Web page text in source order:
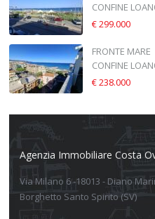
CONFINE
€ 299.000
FRONTE MARE
CONFINE
€ 238.000
Agenzia Immobiliare Costa
Via Milano 6 -18013 - Diano
Borghetto Santo Spirito (SV)